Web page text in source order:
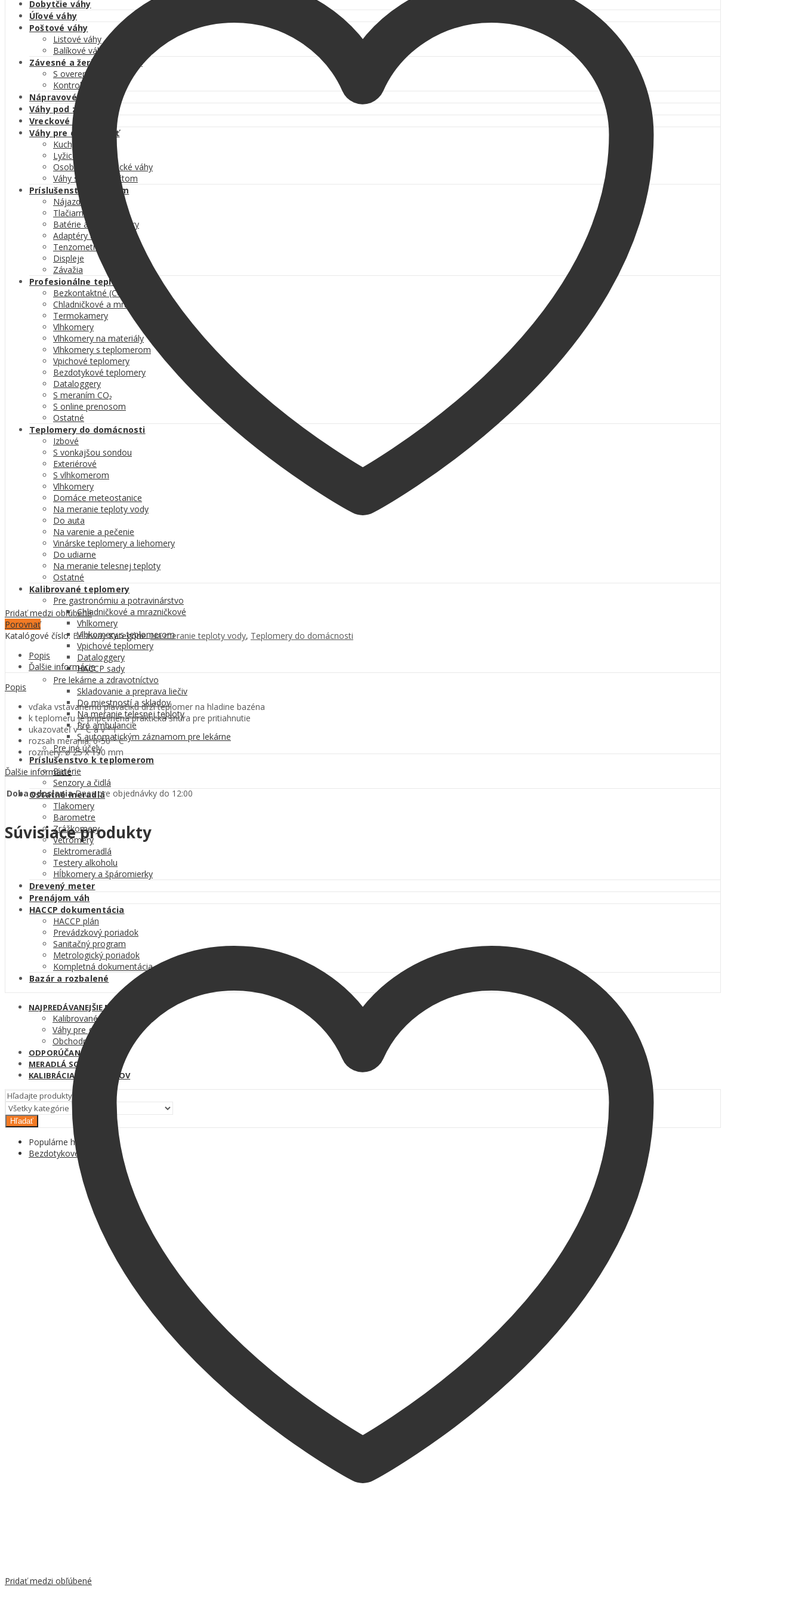
Dobytčie váhy
Úľové váhy
Poštové váhy
Listové váhy
Balíkové váhy
Závesné a žeriavové váhy
S overením
Kontrolné
Nápravové váhy
Váhy pod zásobníky
Vreckové váhy
Váhy pre domácnosť
Kuchynské váhy
Lyžicové váhy
Osobné a kojenecké váhy
Váhy s BMI výpočtom
Príslušenstvo k váham
Nájazdové rampy
Tlačiarne etikiet
Batérie a akumulátory
Adaptéry a káble
Tenzometre
Displeje
Závažia
Profesionálne teplomery
Bezkontaktné (COVID-19)
Chladničkové a mrazničkové
Termokamery
Vlhkomery
Vlhkomery na materiály
Vlhkomery s teplomerom
Vpichové teplomery
Bezdotykové teplomery
Dataloggery
S meraním CO₂
S online prenosom
Ostatné
Teplomery do domácnosti
Izbové
S vonkajšou sondou
Exteriérové
S vlhkomerom
Vlhkomery
Domáce meteostanice
Na meranie teploty vody
Do auta
Na varenie a pečenie
Vinárske teplomery a liehomery
Do udiarne
Na meranie telesnej teploty
Ostatné
Kalibrované teplomery
Pre gastronómiu a potravinárstvo
Chladničkové a mrazničkové
Vhlkomery
Vlhkomery s teplomerom
Vpichové teplomery
Dataloggery
HACCP sady
Pre lekárne a zdravotníctvo
Skladovanie a preprava liečiv
Do miestností a skladov
Na meranie telesnej teploty
Pre ambulancie
S automatickým záznamom pre lekárne
Pre iné účely
Príslušenstvo k teplomerom
Batérie
Senzory a čidlá
Ostatné meradlá
Tlakomery
Barometre
Zrážkomery
Vetromery
Elektromeradlá
Testery alkoholu
Hĺbkomery a špáromierky
Drevený meter
Prenájom váh
HACCP dokumentácia
HACCP plán
Prevádzkový poriadok
Sanitačný program
Metrologický poriadok
Kompletná dokumentácia
Bazár a rozbalené
NAJPREDÁVANEJŠIE MERADLÁ
Kalibrované teplomery
Váhy pre gastronómiu
Obchodné váhy
ODPORÚČANÉ MERADLÁ
MERADLÁ SO ZĽAVOU
KALIBRÁCIA TEPLOMEROV
Hľadať
Populárne hľadania
Bezdotykové teplomery
Pridať medzi obľúbené
Porovnať
Katalógové číslo: Bestway Kategórie:Na meranie teploty vody, Teplomery do domácnosti
Popis
Ďalšie informácie
Popis
vďaka vstavanému plaváčiku drží teplomer na hladine bazéna
k teplomeru je pripevnená praktická šnúra pre pritiahnutie
ukazovateľ v ° C a v ° F
rozsah merania: 0-50 ° C
rozmery: ø 25 x 190 mm
Ďalšie informácie
Doba odoslania Dnes pre objednávky do 12:00
Súvisiace produkty
Pridať medzi obľúbené